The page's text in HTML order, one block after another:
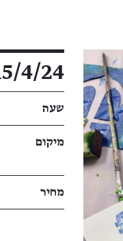
פרטי האירוע
15/4/24
שעה
מיקום
מחיר